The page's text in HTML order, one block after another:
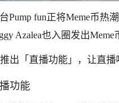
Pump fun正将Meme币热
Azalea也入圈发出Meme
出「直播功能」，让直播
功能